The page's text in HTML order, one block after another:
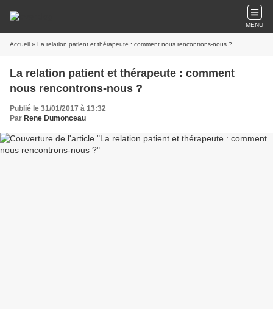
MENU
Accueil » La relation patient et thérapeute : comment nous rencontrons-nous ?
La relation patient et thérapeute : comment
nous rencontrons-nous ?
Publié le 31/01/2017 à 13:32
Par Rene Dumonceau